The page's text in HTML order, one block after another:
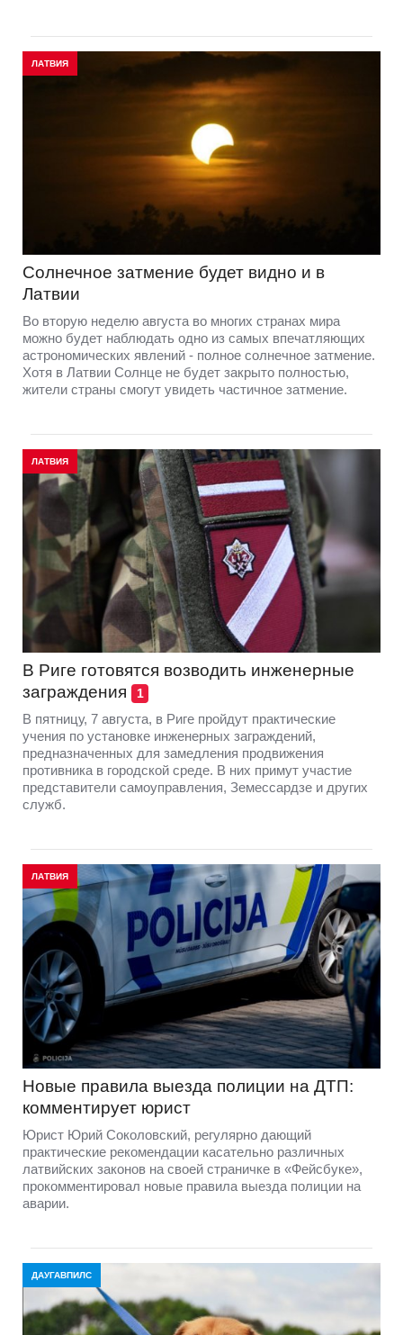
ЛАТВИЯ
Солнечное затмение будет видно и в
Латвии
Во вторую неделю августа во многих странах мира
можно будет наблюдать одно из самых впечатляющих
астрономических явлений - полное солнечное затмение.
Хотя в Латвии Солнце не будет закрыто полностью,
жители страны смогут увидеть частичное затмение.
ЛАТВИЯ
В Риге готовятся возводить инженерные
заграждения
1
В пятницу, 7 августа, в Риге пройдут практические
учения по установке инженерных заграждений,
предназначенных для замедления продвижения
противника в городской среде. В них примут участие
представители самоуправления, Земессардзе и других
служб.
ЛАТВИЯ
Новые правила выезда полиции на ДТП:
комментирует юрист
Юрист Юрий Соколовский, регулярно дающий
практические рекомендации касательно различных
латвийских законов на своей страничке в «Фейсбуке»,
прокомментировал новые правила выезда полиции на
аварии.
ДАУГАВПИЛС